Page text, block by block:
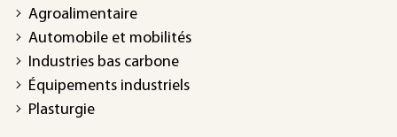
Agroalimentaire
Automobile et mobilités
Industries bas carbone
Équipements industriels
Plasturgie